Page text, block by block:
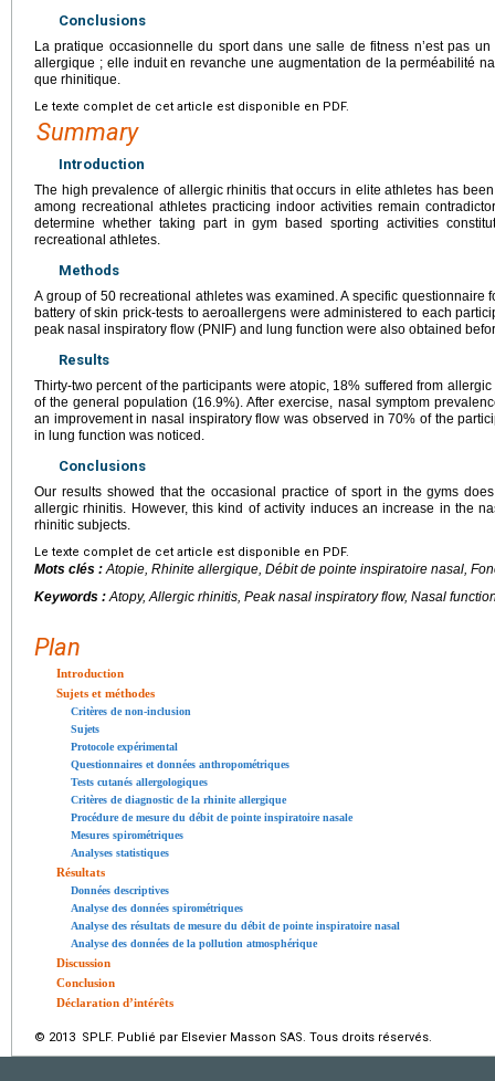
Conclusions
La pratique occasionnelle du sport dans une salle de fitness n’est pas
allergique ; elle induit en revanche une augmentation de la perméabilité
que rhinitique.
Le texte complet de cet article est disponible en PDF.
Summary
Introduction
The high prevalence of allergic rhinitis that occurs in elite athletes has
among recreational athletes practicing indoor activities remain
determine whether taking part in gym based sporting activities
recreational athletes.
Methods
A group of 50 recreational athletes was examined. A specific questionnaire
battery of skin prick-tests to aeroallergens were administered to each
peak nasal inspiratory flow (PNIF) and lung function were also obtained
Results
Thirty-two percent of the participants were atopic, 18% suffered from
of the general population (16.9%). After exercise, nasal symptom
an improvement in nasal inspiratory flow was observed in 70% of the
in lung function was noticed.
Conclusions
Our results showed that the occasional practice of sport in the gyms
allergic rhinitis. However, this kind of activity induces an increase in the
rhinitic subjects.
Le texte complet de cet article est disponible en PDF.
Mots clés :Atopie, Rhinite allergique, Débit de pointe inspiratoire nasal,
Keywords :Atopy, Allergic rhinitis, Peak nasal inspiratory flow, Nasal
Plan
Introduction
Sujets et méthodes
Critères de non-inclusion
Sujets
Protocole expérimental
Questionnaires et données anthropométriques
Tests cutanés allergologiques
Critères de diagnostic de la rhinite allergique
Procédure de mesure du débit de pointe inspiratoire nasale
Mesures spirométriques
Analyses statistiques
Résultats
Données descriptives
Analyse des données spirométriques
Analyse des résultats de mesure du débit de pointe inspiratoire nasal
Analyse des données de la pollution atmosphérique
Discussion
Conclusion
Déclaration d’intérêts
© 2013 SPLF. Publié par Elsevier Masson SAS. Tous droits réservés.